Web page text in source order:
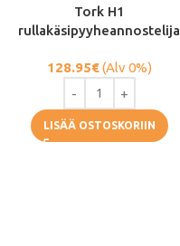
Tork H1
rullakäsipyyheannostelija
128.95€(Alv 0%)
LISÄÄ OSTOSKORIIN